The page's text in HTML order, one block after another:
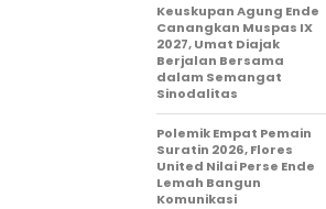
Keuskupan Agung Ende
Canangkan Muspas IX
2027, Umat Diajak
Berjalan Bersama
dalam Semangat
Sinodalitas
Polemik Empat Pemain
Suratin 2026, Flores
United Nilai Perse Ende
Lemah Bangun
Komunikasi